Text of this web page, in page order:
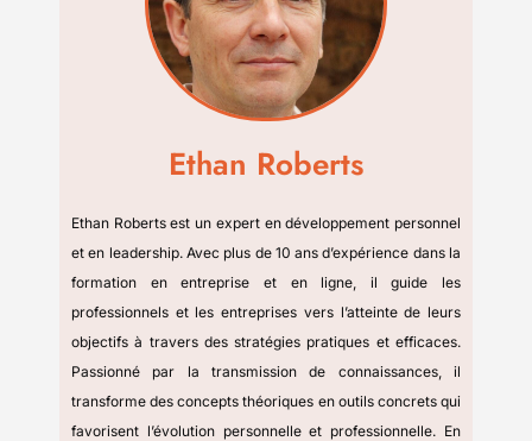
Ethan Roberts
Ethan Roberts est un expert en développement personnel
et en leadership. Avec plus de 10 ans d’expérience dans la
formation en entreprise et en ligne, il guide les
professionnels et les entreprises vers l’atteinte de leurs
objectifs à travers des stratégies pratiques et efficaces.
Passionné par la transmission de connaissances, il
transforme des concepts théoriques en outils concrets qui
favorisent l’évolution personnelle et professionnelle. En